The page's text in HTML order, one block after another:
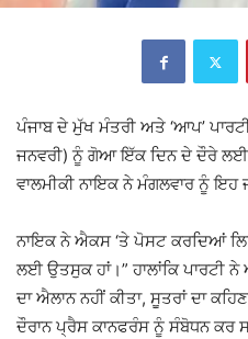
ਪੰਜਾਬ ਦੇ ਮੁੱਖ ਮੰਤਰੀ ਅਤੇ ‘ਆਪ’
ਜਨਵਰੀ) ਨੂੰ ਗੋਆ ਇੱਕ ਦਿਨ ਦੇ ਦੌਰੇ
ਵਾਲਮੀਕੀ ਨਾਇਕ ਨੇ ਮੰਗਲਵਾਰ ਨੂੰ ਇਹ
ਨਾਇਕ ਨੇ ਐਕਸ ‘ਤੇ ਪੋਸਟ ਕਰਦਿਆਂ
ਲਈ ਉਤਸੁਕ ਹਾਂ।” ਹਾਲਾਂਕਿ ਪਾਰਟੀ
ਦਾ ਐਲਾਨ ਨਹੀਂ ਕੀਤਾ, ਸੂਤਰਾਂ ਦਾ
ਦੌਰਾਨ ਪ੍ਰੈਸ ਕਾਨਫਰੰਸ ਨੂੰ ਸੰਬੋਧਨ ਕਰ